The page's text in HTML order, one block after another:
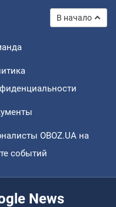
В начало
OBOZ.UA на
событий
News